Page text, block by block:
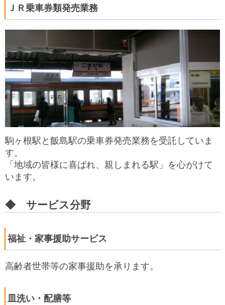
ＪＲ乗車券類発売業務
駒ヶ根駅と飯島駅の乗車券発売業務を受託していま
す。
「地域の皆様に喜ばれ、親しまれる駅」を心がけて
います。
◆ サービス分野
福祉・家事援助サービス
高齢者世帯等の家事援助を承ります。
皿洗い・配膳等